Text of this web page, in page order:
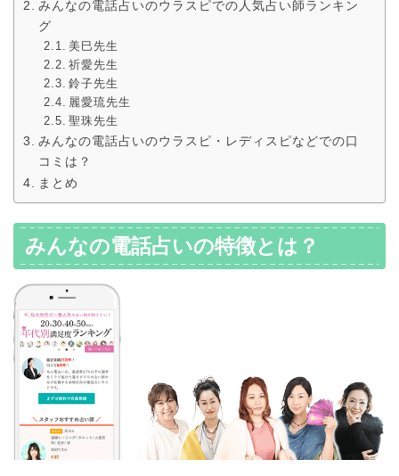
みんなの電話占いのウラスピでの人気占い師ランキン
グ
美巳先生
祈愛先生
鈴子先生
麗愛琉先生
聖珠先生
みんなの電話占いのウラスピ・レディスピなどでの口
コミは？
まとめ
みんなの電話占いの特徴とは？